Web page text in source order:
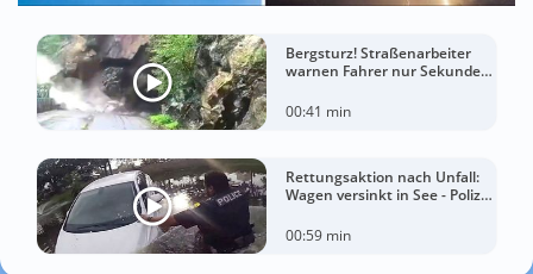
Bergsturz! Straßenarbeiter
warnen Fahrer nur Sekunden
00:41 min
Rettungsaktion nach Unfall:
Wagen versinkt in See - Polizei
00:59 min